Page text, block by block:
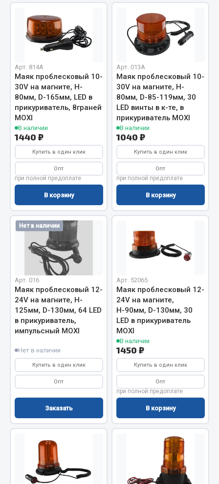
МЕТИЗЫ
Болты
Гайки
Пресс-масленки
Пробки
Пружины
Хомуты
Показать ещё
Весь раздел
Соединительные элементы
Camozzi
Адаптеры и переходники
Тройники
Трубки, муфты, гайки
Угольники
Фитинги
Штуцеры
Весь раздел
Автомобильный инструмент
Измерительный инструмент
Режущий инструмент
Силовое оборудование
Столярный инструмент
Арт. 814A
Маяк проблесковый 10-
30V на магните, H-
80мм, D-165мм, LED в
прикуриватель, 8граней
MOXI
В наличии
1440 ₽
Купить в один клик
Опт
при полной предоплате
В корзину
Арт. 013A
Маяк проблесковый 10-
30V на магните, H-
80мм, D-85-119мм, 30
LED винты в к-те, в
прикуриватель MOXI
В наличии
1040 ₽
Купить в один клик
Опт
при полной предоплате
В корзину
Нет в наличии
Арт. 016
Маяк проблесковый 12-
24V на магните, H-
125мм, D-130мм, 64 LED
в прикуриватель,
импульсный MOXI
Нет в наличии
Купить в один клик
Опт
Заказать
Арт. 52065
Маяк проблесковый 12-
24V на магните,
Н-90мм, D-130мм, 30
LED в прикуриватель
MOXI
В наличии
1450 ₽
Купить в один клик
Опт
при полной предоплате
В корзину